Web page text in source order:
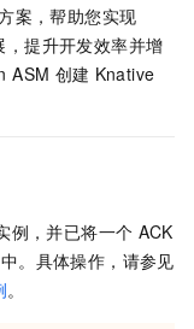
案，帮助您实现
提升开发效率并增
ASM 创建 Knative
例，并已将一个 ACK
。具体操作，请参见
。